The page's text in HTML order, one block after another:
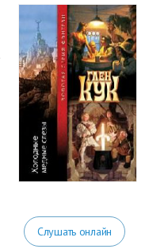
Слушать онлайн